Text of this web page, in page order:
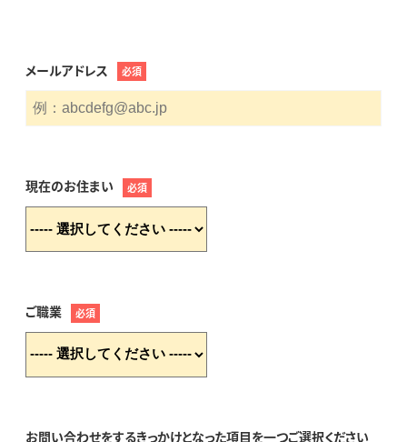
メールアドレス 必須
現在のお住まい 必須
ご職業 必須
お問い合わせをするきっかけとなった項目を一つご選択ください